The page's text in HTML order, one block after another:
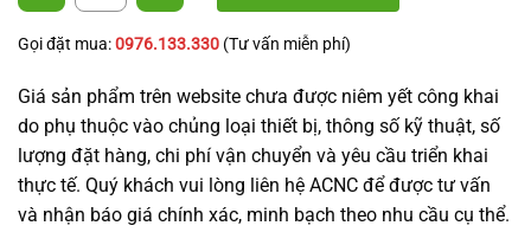
Gọi đặt mua:0976.133.330 (Tư vấn miễn phí)
Giá sản phẩm trên website chưa được niêm yết công khai
do phụ thuộc vào chủng loại thiết bị, thông số kỹ thuật, số
lượng đặt hàng, chi phí vận chuyển và yêu cầu triển khai
thực tế. Quý khách vui lòng liên hệ ACNC để được tư vấn
và nhận báo giá chính xác, minh bạch theo nhu cầu cụ thể.